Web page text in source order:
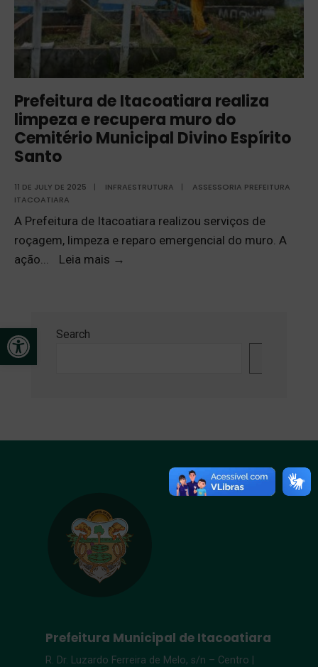
Open toolbar
Prefeitura de Itacoatiara realiza
limpeza e recupera muro do
Cemitério Municipal Divino Espírito
Santo
11 DE JULY DE 2025 | INFRAESTRUTURA |
ASSESSORIA PREFEITURA
ITACOATIARA
A Prefeitura de Itacoatiara realizou serviços de
roçagem, limpeza e reparo emergencial do muro. A
ação
Leia mais →
Search
Prefeitura Municipal de Itacoatiara
R. Dr. Luzardo Ferreira de Melo, s/n – Centro |